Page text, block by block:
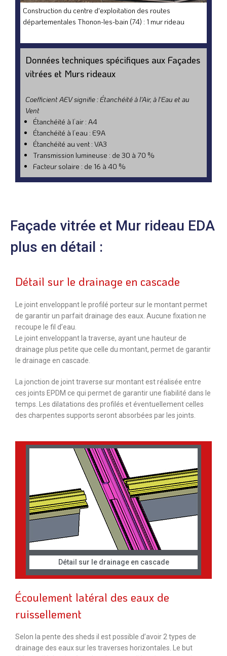
Construction du centre d'exploitation des routes
départementales Thonon-les-bain (74) : 1 mur rideau
Données techniques spécifiques aux Façades
vitrées et Murs rideaux
Coefficient AEV signifie : Étanchéité à l'Air, à l'Eau et au
Vent
Étanchéité à l’air : A4
Étanchéité à l’eau : E9A
Étanchéité au vent : VA3
Transmission lumineuse : de 30 à 70 %
Facteur solaire : de 16 à 40 %
Façade vitrée et Mur rideau​​ EDA
plus en détail :
Détail sur le drainage en cascade
Le joint enveloppant le profilé porteur sur le montant permet
de garantir un parfait drainage des eaux. Aucune fixation ne
recoupe le fil d’eau.
Le joint enveloppant la traverse, ayant une hauteur de
drainage plus petite que celle du montant, permet de garantir
le drainage en cascade.
La jonction de joint traverse sur montant est réalisée entre
ces joints EPDM ce qui permet de garantir une fiabilité dans le
temps. Les dilatations des profilés et éventuellement celles
des charpentes supports seront absorbées par les joints.
Détail sur le drainage en cascade
Écoulement latéral des eaux de
ruissellement
Selon la pente des sheds il est possible d’avoir 2 types de
drainage des eaux sur les traverses horizontales. Le but